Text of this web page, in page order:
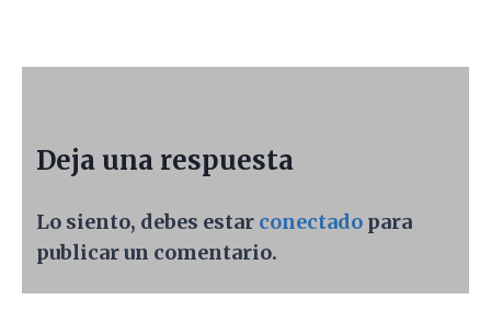
Deja una respuesta
Lo siento, debes estar conectado para
publicar un comentario.